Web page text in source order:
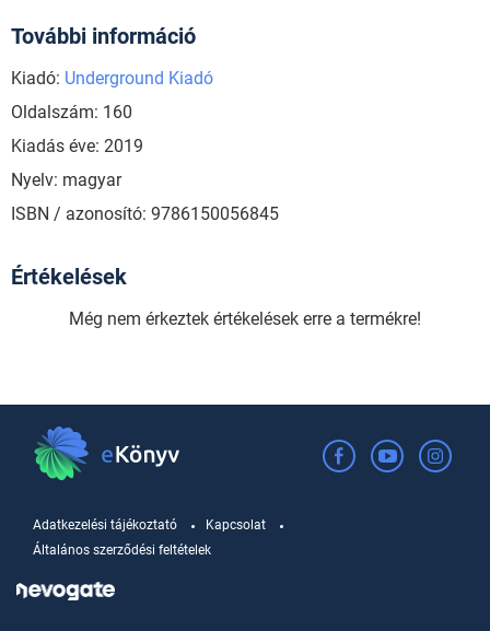
További információ
Kiadó: Underground Kiadó
Oldalszám: 160
Kiadás éve: 2019
Nyelv: magyar
ISBN / azonosító: 9786150056845
Értékelések
Még nem érkeztek értékelések erre a termékre!
Adatkezelési tájékoztató
Kapcsolat
Általános szerződési feltételek